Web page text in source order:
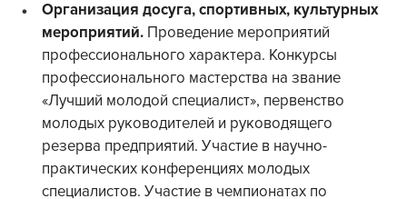
Организация досуга, спортивных, культурных
мероприятий. Проведение мероприятий
профессионального характера. Конкурсы
профессионального мастерства на звание
«Лучший молодой специалист», первенство
молодых руководителей и руководящего
резерва предприятий. Участие в научно-
практических конференциях молодых
специалистов. Участие в чемпионатах по